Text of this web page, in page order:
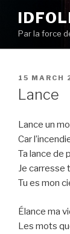
contentPar la force
POSTED
ON
15 MARCH
Lance
Lance un
Car
Ta lance de
Je carresse
Tu es mon
Élance ma
Les mots